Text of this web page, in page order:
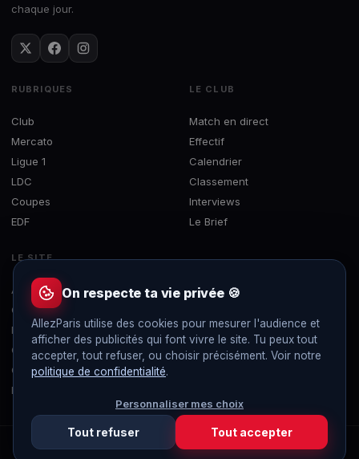
chaque jour.
RUBRIQUES
Club
Mercato
Ligue 1
LDC
Coupes
EDF
LE CLUB
Match en direct
Effectif
Calendrier
Classement
Interviews
Le Brief
LE SITE
À propos
Contact
Mentions légales
Confidentialité
Gérer les cookies
Flux RSS
© 2019-2026 AllezParis — Tous droits réservés
On respecte ta vie privée 🍪
AllezParis utilise des cookies pour mesurer l'audience et
afficher des publicités qui font vivre le site. Tu peux tout
accepter, tout refuser, ou choisir précisément. Voir notre
politique de confidentialité.
Personnaliser mes choix
Tout refuser Tout accepter